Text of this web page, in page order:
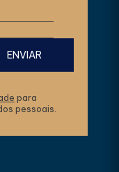
para
pessoais.